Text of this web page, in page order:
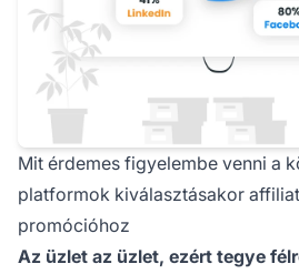
Mit érdemes figyelembe venni a
platformok kiválasztásakor
promócióhoz
Az üzlet az üzlet, ezért tegye